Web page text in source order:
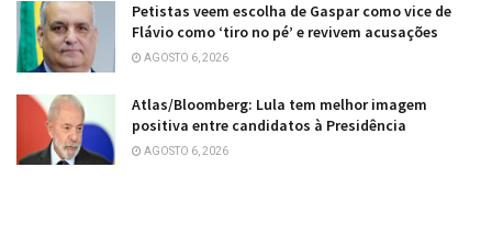
Petistas veem escolha de Gaspar como vice de
Flávio como ‘tiro no pé’ e revivem acusações
AGOSTO 6, 2026
Atlas/Bloomberg: Lula tem melhor imagem
positiva entre candidatos à Presidência
AGOSTO 6, 2026